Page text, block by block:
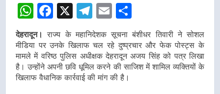
WhatsApp
Facebook
X Telegram
Email
देहरादून। राज्य के महानिदेशक सूचना बंशीधर तिवारी ने सोशल
मीडिया पर उनके खिलाफ चल रहे दुष्प्रचार और फेक पोस्ट्स के
मामले में वरिष्ठ पुलिस अधीक्षक देहरादून अजय सिंह को पत्र लिखा
है। उन्होंने अपनी छवि धूमिल करने की साजिश में शामिल व्यक्तियों के
खिलाफ वैधानिक कार्रवाई की मांग की है।